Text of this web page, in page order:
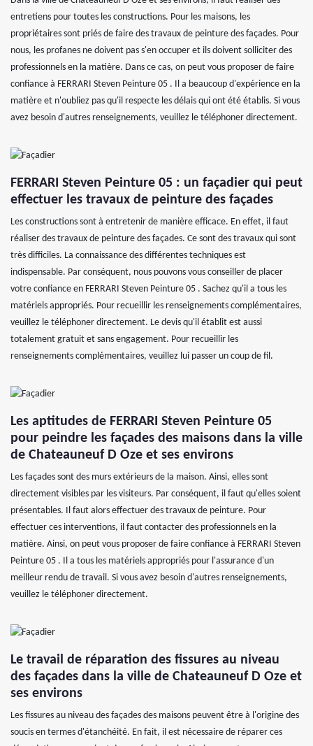
entretiens pour toutes les constructions. Pour les maisons, les
propriétaires sont priés de faire des travaux de peinture des façades. Pour
nous, les profanes ne doivent pas s'en occuper et ils doivent solliciter des
professionnels en la matière. Dans ce cas, on peut vous proposer de faire
confiance à FERRARI Steven Peinture 05 . Il a beaucoup d'expérience en la
matière et n'oubliez pas qu'il respecte les délais qui ont été établis. Si vous
avez besoin d'autres renseignements, veuillez le téléphoner directement.
FERRARI Steven Peinture 05 : un façadier qui peut
effectuer les travaux de peinture des façades
Les constructions sont à entretenir de manière efficace. En effet, il faut
réaliser des travaux de peinture des façades. Ce sont des travaux qui sont
très difficiles. La connaissance des différentes techniques est
indispensable. Par conséquent, nous pouvons vous conseiller de placer
votre confiance en FERRARI Steven Peinture 05 . Sachez qu'il a tous les
matériels appropriés. Pour recueillir les renseignements complémentaires,
veuillez le téléphoner directement. Le devis qu'il établit est aussi
totalement gratuit et sans engagement. Pour recueillir les
renseignements complémentaires, veuillez lui passer un coup de fil.
Les aptitudes de FERRARI Steven Peinture 05
pour peindre les façades des maisons dans la ville
de Chateauneuf D Oze et ses environs
Les façades sont des murs extérieurs de la maison. Ainsi, elles sont
directement visibles par les visiteurs. Par conséquent, il faut qu'elles soient
présentables. Il faut alors effectuer des travaux de peinture. Pour
effectuer ces interventions, il faut contacter des professionnels en la
matière. Ainsi, on peut vous proposer de faire confiance à FERRARI Steven
Peinture 05 . Il a tous les matériels appropriés pour l'assurance d'un
meilleur rendu de travail. Si vous avez besoin d'autres renseignements,
veuillez le téléphoner directement.
Le travail de réparation des fissures au niveau
des façades dans la ville de Chateauneuf D Oze et
ses environs
Les fissures au niveau des façades des maisons peuvent être à l'origine des
soucis en termes d'étanchéité. En fait, il est nécessaire de réparer ces